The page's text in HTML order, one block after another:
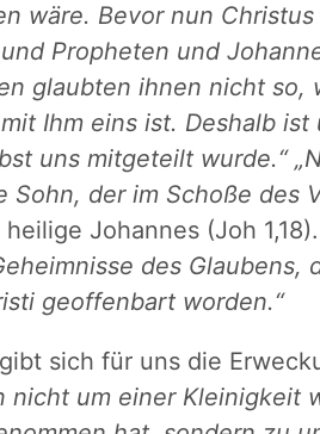
wäre. Bevor nun
Propheten und
glaubten ihnen nicht
Ihm eins ist. Deshalb
uns mitgeteilt wurde.“
Sohn, der im Schoße des
Johannes (Joh
des
geoffenbart worden.“
sich für uns die
nicht um einer Kleinigkeit